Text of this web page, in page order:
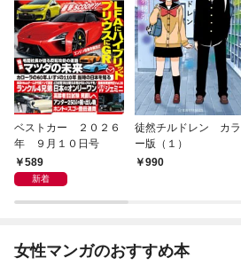
ベストカー ２０２６
年 ９月１０日号
589
新着
徒然チルドレン カラ
ー版（１）
990
女性マンガのおすすめ本